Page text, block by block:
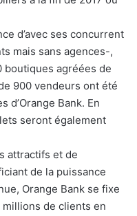
d’avec ses concurrent
mais sans agences-,
boutiques agréées de
900 vendeurs ont été
d’Orange Bank. En
seront également
attractifs et de
de la puissance
Orange Bank se fixe
millions de clients en